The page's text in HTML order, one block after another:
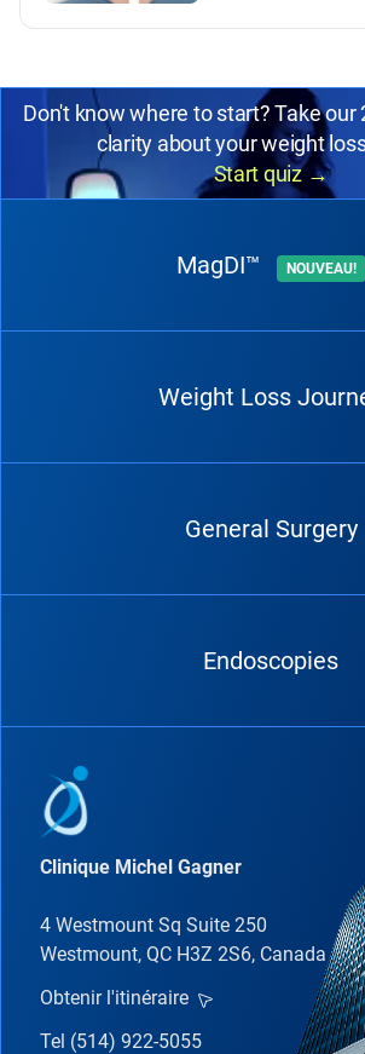
Don't know where to start? Take our
clarity about your weight
Start quiz →
MagDI™ NOUVEAU!
Weight Loss
General Surgery
Endoscopies
Clinique Michel Gagner
4 Westmount Sq Suite 250
Westmount, QC H3Z 2S6, Canada
Obtenir l'itinéraire
Tel (514) 922-5055